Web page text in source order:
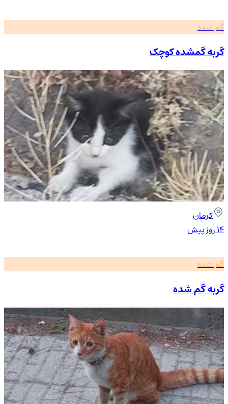
گم شده
گربه گمشده کوچک
کرمان
۱۴ روز پیش
گم شده
گربه گم شده